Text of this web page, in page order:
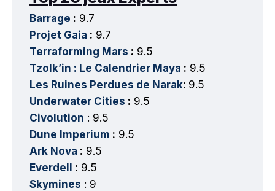
Barrage : 9.7
Projet Gaia : 9.7
Terraforming Mars : 9.5
Tzolk’in : Le Calendrier Maya : 9.5
Les Ruines Perdues de Narak: 9.5
Underwater Cities : 9.5
Civolution : 9.5
Dune Imperium : 9.5
Ark Nova : 9.5
Everdell : 9.5
Skymines : 9